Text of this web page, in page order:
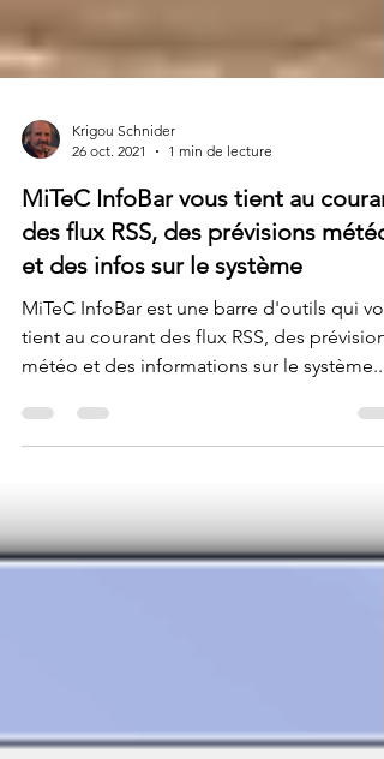
Krigou Schnider
26 oct. 2021
1 min de lecture
MiTeC InfoBar vous tient au
des flux RSS, des prévisions météo
et des infos sur le système
MiTeC InfoBar est une barre d'outils qui
tient au courant des flux RSS, des prévisions